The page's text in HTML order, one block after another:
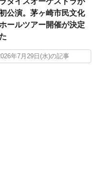
公演。茅ヶ崎市民文化
ールツアー開催が決定
年7月29日(水)の記事